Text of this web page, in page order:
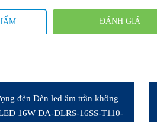
ĐÁNH GIÁ
đèn Đèn led âm trần không
16W DA-DLRS-16SS-T110-